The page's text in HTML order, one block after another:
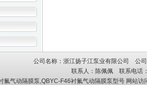
公司名称：浙江扬子江泵业有限公司 公
联系人：陈佩佩 联系电话
氟气动隔膜泵,QBYC-F46衬氟气动隔膜泵型号 网站